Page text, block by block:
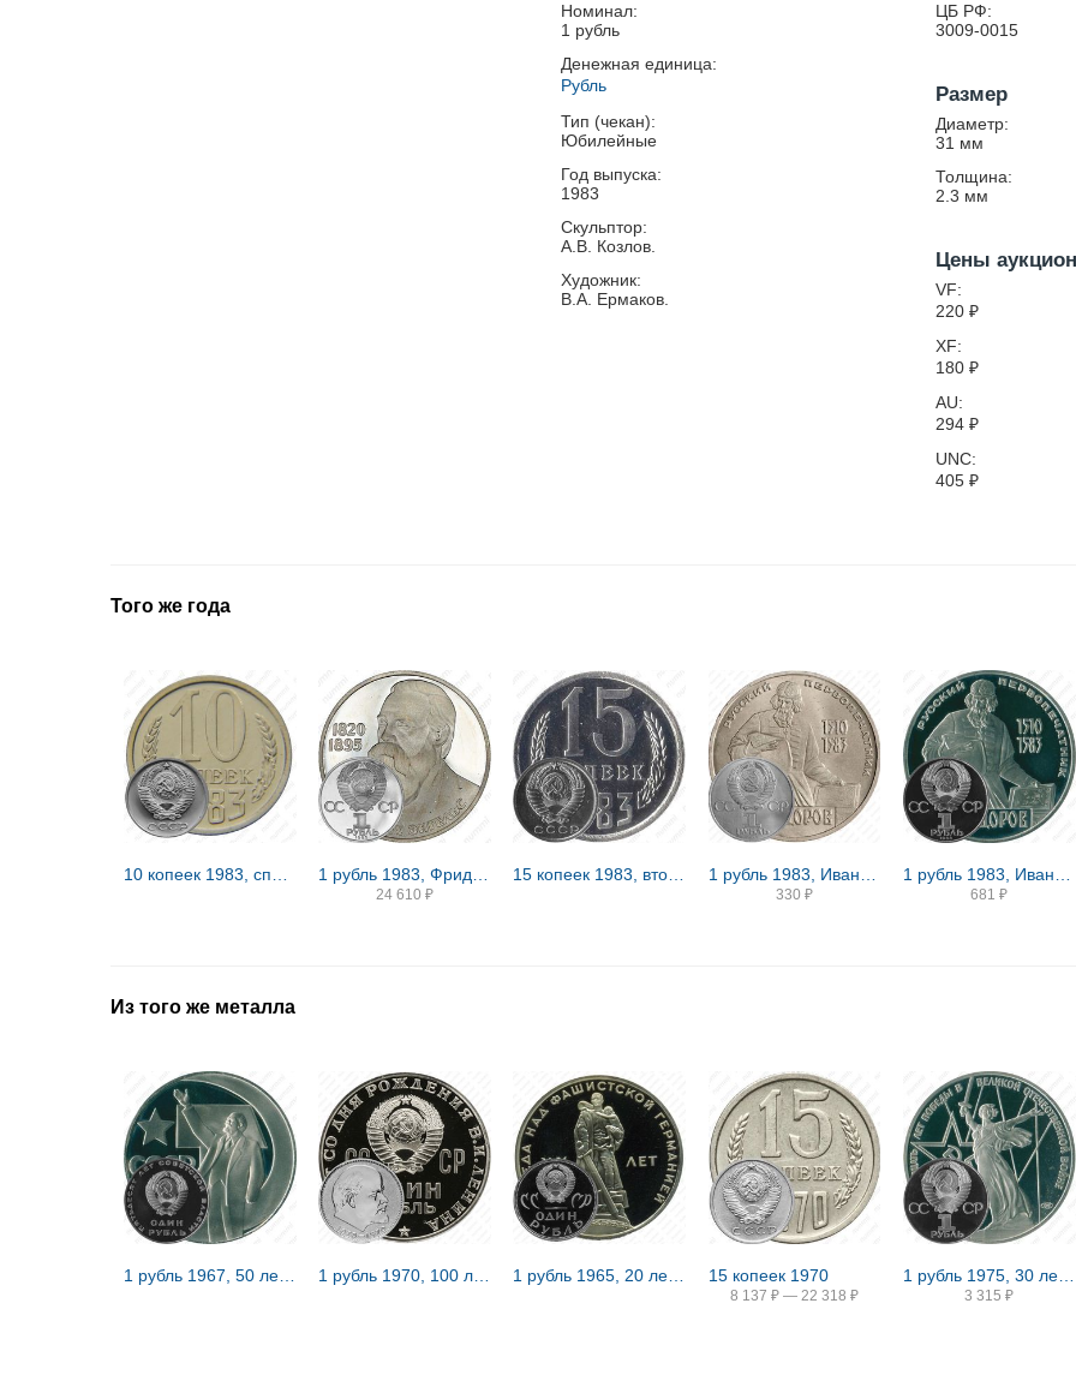
Номинал:
1 рубль
Денежная единица:
Рубль
Тип (чекан):
Юбилейные
Год выпуска:
1983
Скульптор:
А.В. Козлов.
Художник:
В.А. Ермаков.
ЦБ РФ:
3009-0015
Размер
Диаметр:
31 мм
Толщина:
2.3 мм
Цены
VF:
220 ₽
XF:
180 ₽
AU:
294 ₽
UNC:
405 ₽
Того же года
24 610 ₽ 330 ₽ 681 ₽
Из того же металла
15 копеек 1970
8 137 ₽ — 22 318 ₽
1 рубль 1975, 30 лет Победы, Редкие
3 315 ₽